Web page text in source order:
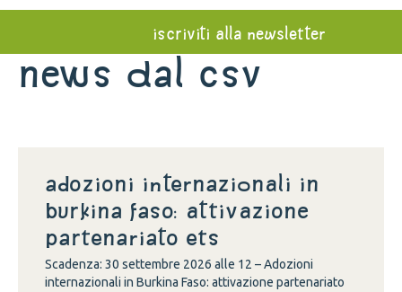
iscriviti alla newsletter
News dal Csv
Adozioni internazionali in
Burkina Faso: attivazione
partenariato ETS
Scadenza: 30 settembre 2026 alle 12 – Adozioni
internazionali in Burkina Faso: attivazione partenariato